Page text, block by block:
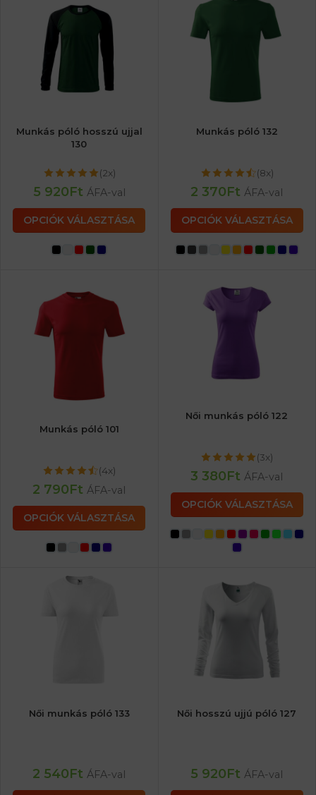
Munkás póló hosszú ujjal
130
(2x)
5 920Ft ÁFA-val
OPCIÓK VÁLASZTÁSA
Munkás póló 132
(8x)
2 370Ft ÁFA-val
OPCIÓK VÁLASZTÁSA
Munkás póló 101
(4x)
2 790Ft ÁFA-val
OPCIÓK VÁLASZTÁSA
Női munkás póló 122
(3x)
3 380Ft ÁFA-val
OPCIÓK VÁLASZTÁSA
Női munkás póló 133
2 540Ft ÁFA-val
Női hosszú ujjú póló 127
5 920Ft ÁFA-val